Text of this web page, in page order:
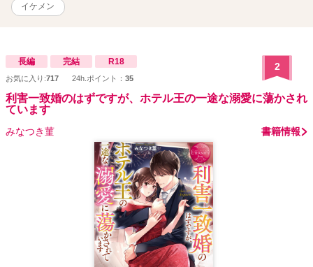
で無知な作者が自由気ままに書いたものなので、ご理解の上お読み
ください。
イケメン
長編 完結 R18
お気に入り:717 24h.ポイント： 35
2
利害一致婚のはずですが、ホテル王の一途な溺愛に蕩かされ
ています
みなつき菫 書籍情報